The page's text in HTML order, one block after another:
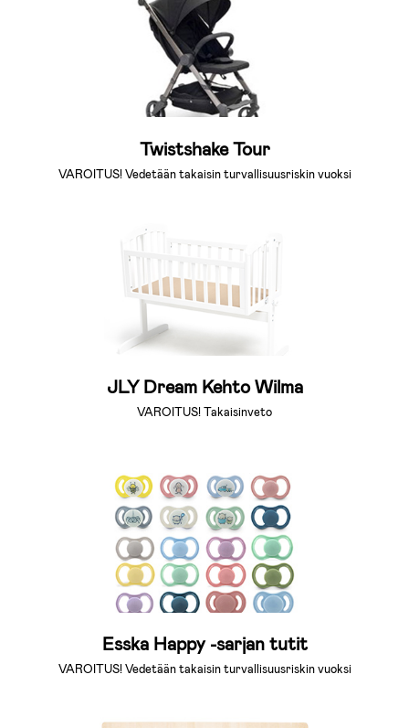
Twistshake Tour
VAROITUS! Vedetään takaisin turvallisuusriskin vuoksi
JLY Dream Kehto Wilma
VAROITUS! Takaisinveto
Esska Happy -sarjan tutit
VAROITUS! Vedetään takaisin turvallisuusriskin vuoksi